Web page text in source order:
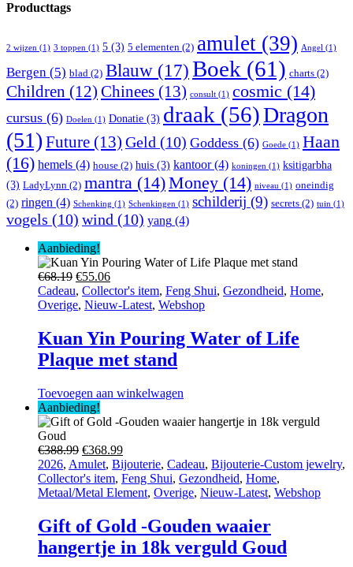
Producttags
2 wijzen (1) 3 toppen (1) 5 (3) 5 elementen (2) amulet (39) Angel (1)
Bergen (5) blad (2) Blauw (17) Boek (61) charts (2)
Children (12) Chinees (13) consult (1) cosmic (14)
cursus (6) Doelen (1) Donatie (3) draak (56)Dragon
(51) Future (13) Geld (10) Goddess (6) Goede (1) Haan
(16) hemels (4) house (2) huis (3) kantoor(4) koningen (1) ksitigarbha
(3) LadyLynn (2) mantra (14)Money (14) niveau (1) oneindig
(2) ringen (4) Schenking (1) Schenkingen (1) schilderij (9) secrets (2) tuin (1)
vogels (10) wind (10) yang (4)
Aanbieding!
€68.19 Oorspronkelijke
prijs
was:
€55.06Huidige
prijs
is:
Cadeau, Collector's item, Feng Shui, Gezondheid, Home,
Overige, Nieuw-Latest, Webshop
Kuan Yin Pouring Water of Life
Plaque met stand
Toevoegen aan winkelwagen
Aanbieding!
€388.99 Oorspronkelijke
prijs
was:
€388.99.
€368.99Huidige
prijs
is:
€368.99.
2026, Amulet, Bijouterie, Cadeau, Bijouterie-Custom jewelry,
Collector's item, Feng Shui, Gezondheid, Home,
Metaal/Metal Element, Overige, Nieuw-Latest, Webshop
Gift of Gold -Gouden waaier
hangertje in 18k verguld Goud